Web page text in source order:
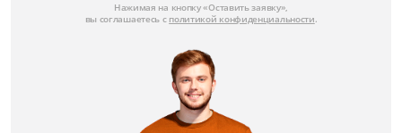
Нажимая на кнопку «Оставить заявку»,
вы соглашаетесь с политикой конфиденциальности.